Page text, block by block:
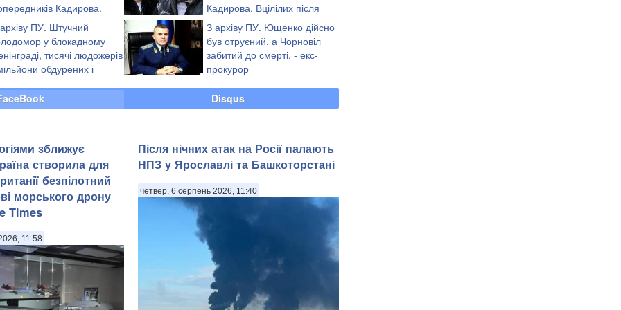
Кадирова.
після шаленої
палили живцем або
шматки
Кадирова. Вцілілих після
шаленої рубки звірів-
ґвалтівників палили живцем або повільно
рубали на дрібні шматки
ПУ. Штучний
у блокадному
тисячі людожерів
обдурених і
З архіву ПУ. Ющенко дійсно
був отруєний, а Чорновіл
забитий до смерті, - екс-
прокурор
Disqus
зближує
створила для
безпілотний
морського дрону
Times
11:58
Після нічних атак на Росії палають
НПЗ у Ярославлі та Башкоторстані
четвер, 6 серпень 2026, 11:40